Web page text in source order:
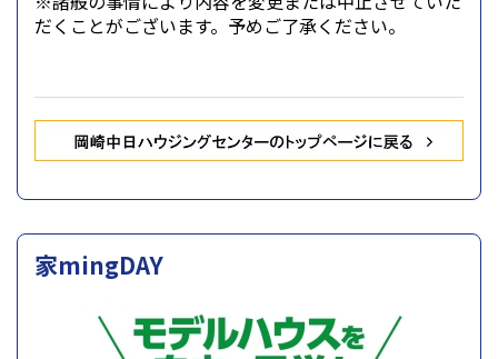
だくことがございます。予めご了承ください。
家mingDAY